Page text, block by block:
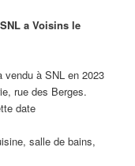
a Voisins le
vendu à SNL en 2023
rue des Berges.
date
salle de bains,